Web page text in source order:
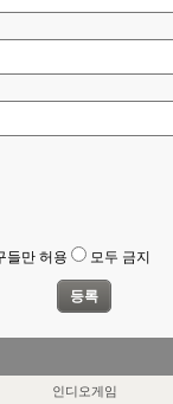
들만 허용 모두 금지
인디오게임